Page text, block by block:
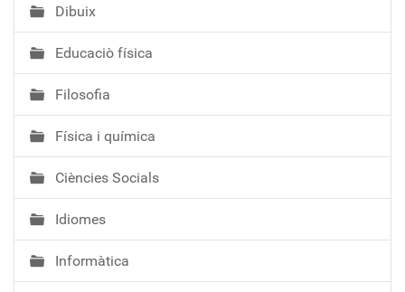
ó
Dibuix
Educaciò física
Filosofia
Física i química
Ciències Socials
Idiomes
Informàtica